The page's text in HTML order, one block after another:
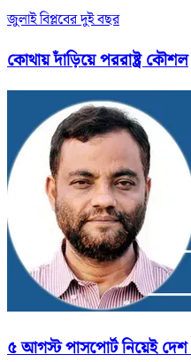
জুলাই বিপ্লবের দুই বছর
কোথায় দাঁড়িয়ে পররাষ্ট্র কৌশল
৫ আগস্ট পাসপোর্ট নিয়েই দেশ